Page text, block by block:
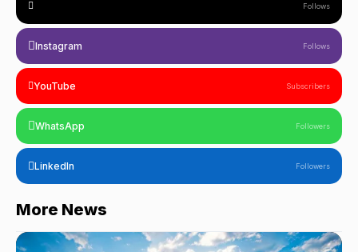
Follows
Instagram Follows
YouTube Subscribers
WhatsApp Followers
LinkedIn Followers
More News